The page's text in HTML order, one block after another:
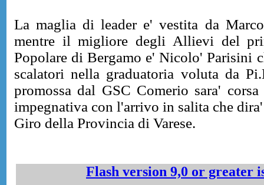
La maglia di leader e' vestita da
mentre il migliore degli Allievi del
Popolare di Bergamo e' Nicolo' Parisini
scalatori nella graduatoria voluta da
promossa dal GSC Comerio sara'
impegnativa con l'arrivo in salita che
Giro della Provincia di Varese.